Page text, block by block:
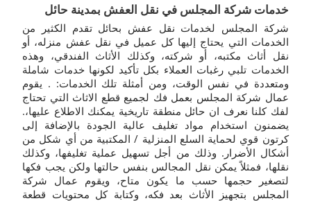
خدمات شركة المجلس في نقل العفش بمدينة حائل
شركة المجلس لخدمات نقل عفش بحائل تقدم الكثير من
الخدمات التي يحتاج إليها كل عميل في نقل عفش منزله، أو
نقل أثاث مكتبه، أو شركته، وكذلك الأثاث الفندقي، وهذه
الخدمات تلبي رغبات العملاء بكل تأكيد لكونها خدمات شاملة
ومتعددة في نفس الوقت، ومن أمثلة تلك الخدمات: . يقوم
عمال شركة المجلس بعمل فك لجميع قطع الاثاث التي تحتاج
لفك كلنا نعرف ان حائل منطقة تاريخية يمكنك الاطلاع عليها،.
يضمنون استخدام مواد تغليف عالية الجودة بالإضافة إلى
كرتون قوي لحماية السلع المنزلية / المكتبية من أي شكل من
أشكال الأضرار. وذلك من أجل تسهيل عملية تغليفها، وكذلك
نقلها، فمثلاً يمكن نقل المجالس بنفس حالتها ولكن يجب فكها
لتصغير حجمها حسب ما يكون متاح، ويقوم عمال شركة
المجلس بتجهيز الأثاث بعد فكه، وكتابة كل محتويات قطعة